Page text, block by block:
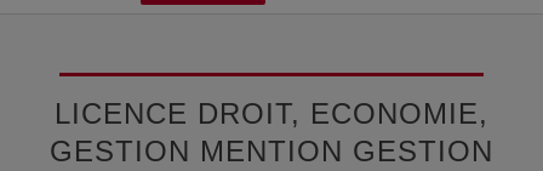
LICENCE DROIT, ECONOMIE,
GESTION MENTION GESTION